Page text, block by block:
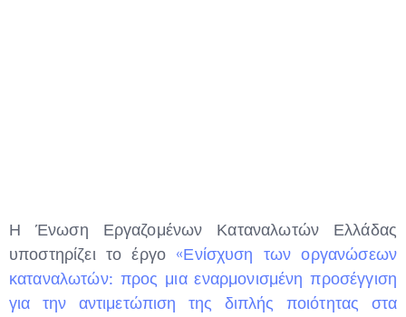
Η Ένωση Εργαζομένων Καταναλωτών Ελλάδας
υποστηρίζει το έργο «Ενίσχυση των οργανώσεων
καταναλωτών: προς μια εναρμονισμένη προσέγγιση
για την αντιμετώπιση της διπλής ποιότητας στα